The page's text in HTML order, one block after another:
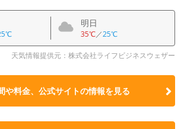
明日
35℃／25℃
天気情報提供元：株式会社ライフビジネスウェザー
や料金、公式サイトの情報を見る